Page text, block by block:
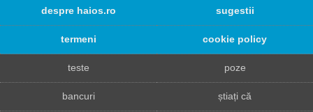
despre haios.ro sugestii
termeni cookie policy
teste poze
bancuri știați că